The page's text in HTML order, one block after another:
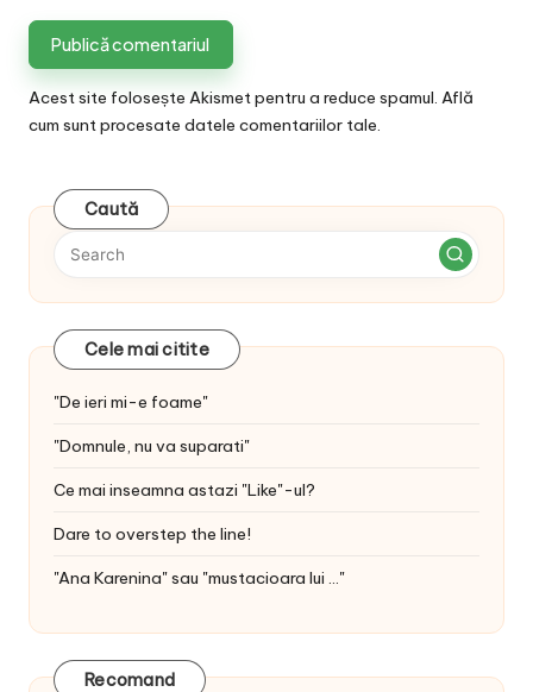
Acest site folosește Akismet pentru a reduce spamul. Află
cum sunt procesate datele comentariilor tale.
Caută
Cele mai citite
"De ieri mi-e foame"
"Domnule, nu va suparati"
Ce mai inseamna astazi "Like"-ul?
Dare to overstep the line!
"Ana Karenina" sau "mustacioara lui ..."
Recomand